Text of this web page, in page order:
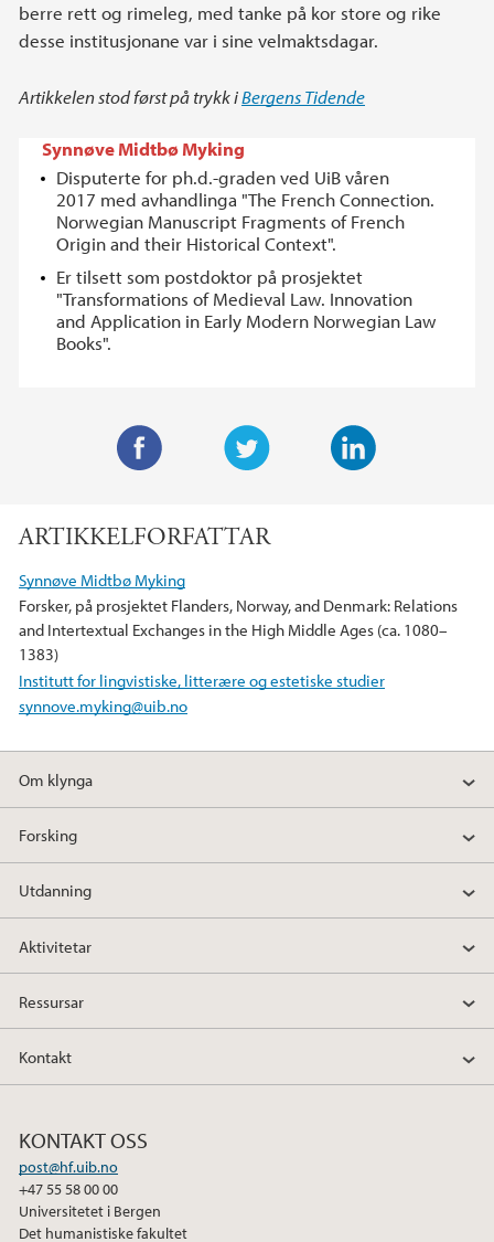
berre rett og rimeleg, med tanke på kor store og rike
desse institusjonane var i sine velmaktsdagar.
Artikkelen stod først på trykk iBergens Tidende
Synnøve Midtbø Myking
Disputerte for ph.d.-graden ved UiB våren
2017 med avhandlinga "The French Connection.
Norwegian Manuscript Fragments of French
Origin and their Historical Context".
Er tilsett som postdoktor på prosjektet
"Transformations of Medieval Law. Innovation
and Application in Early Modern Norwegian Law
Books".
e
e
d
n
c
b
o
k
ARTIKKELFORFATTAR
Synnøve Midtbø Myking
Forsker, på prosjektet Flanders, Norway, and Denmark: Relations
and Intertextual Exchanges in the High Middle Ages (ca. 1080–
1383)
Institutt for lingvistiske, litterære og estetiske studier
synnove.myking@uib.no
Om klynga
Forsking
Utdanning
Aktivitetar
Ressursar
Kontakt
KONTAKT OSS
post@hf.uib.no
+47 55 58 00 00
Universitetet i Bergen
Det humanistiske fakultet